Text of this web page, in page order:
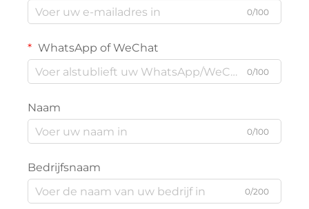
0/100
WhatsApp of WeChat
0/100
Naam
0/100
Bedrijfsnaam
0/200